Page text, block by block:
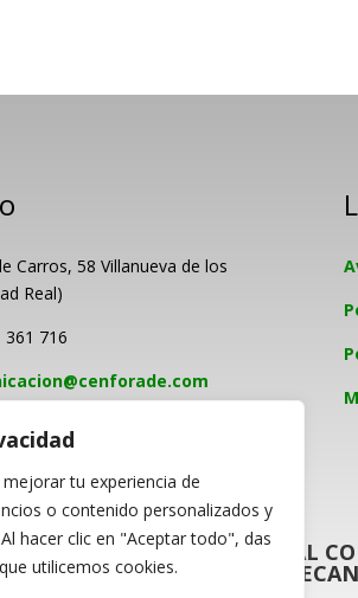
tu experiencia de
o contenido personalizados y
hacer clic en "Aceptar todo", das
utilicemos cookies.
Carros, 58 Villanueva de los
Real)
716
PROGRAMA KIT DIGITAL